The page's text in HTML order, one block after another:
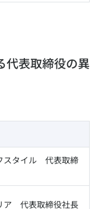
代表取締役の異
スタイル 代表取締
ア 代表取締役社長